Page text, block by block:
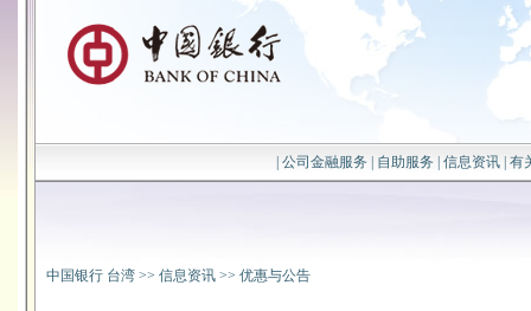
公司金融服务 自助服务 信息资讯| 有
中国银行 台湾 >> 信息资讯 >> 优惠与公告